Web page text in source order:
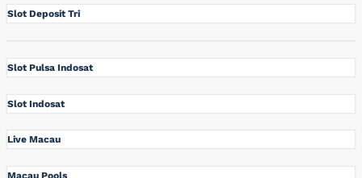
Slot Deposit Tri
Slot Pulsa Indosat
Slot Indosat
Live Macau
Macau Pools